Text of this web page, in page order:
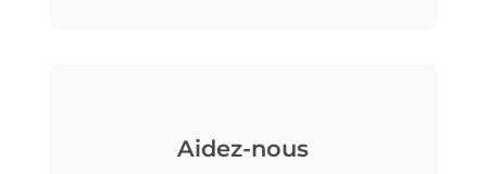
Aidez-nous